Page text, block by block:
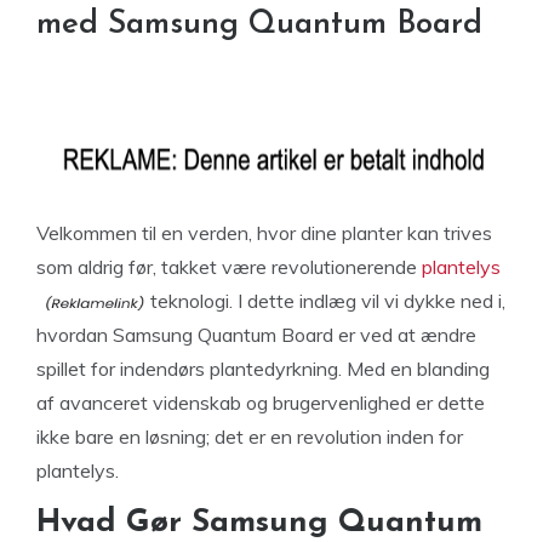
med Samsung Quantum Board
Velkommen til en verden, hvor dine planter kan trives
som aldrig før, takket være revolutionerende plantelys
teknologi. I dette indlæg vil vi dykke ned i,
hvordan Samsung Quantum Board er ved at ændre
spillet for indendørs plantedyrkning. Med en blanding
af avanceret videnskab og brugervenlighed er dette
ikke bare en løsning; det er en revolution inden for
plantelys.
Hvad Gør Samsung Quantum